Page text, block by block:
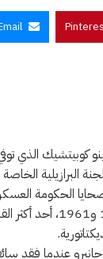
اغتالته الديكتاتورية العسكرية في
مارسته الدولة البرازيلية خلال فترة
ويُعد كوبيتشيك،